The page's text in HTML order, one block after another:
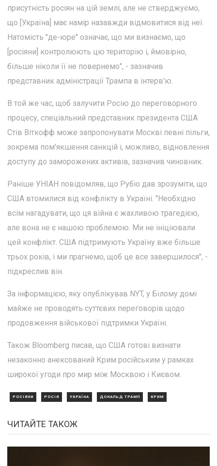
присутність росіян на цій землі, але не стверджуємо,
що [Україна] має намір назавжди відмовитися від неї.
Натомість "де-юре" означає, що ми визнаємо, що
[росіяни] контролюють цю територію і, ймовірно,
більше ніколи її не повернемо", - зазначив
представник адміністрації Трампа в інтерв'ю.
В той же час, щоб залучити Росію до переговорного
процесу, спеціальний представник президента США
Стів Віткофф може запропонувати Москві певні пільги,
зокрема пом'якшення санкцій і, можливо, відновлення
доступу до заморожених активів, зазначив чиновник.
Раніше УНІАН повідомляв, що Рубіо дав зрозуміти, що
США втомилися від конфлікту в Україні. "Необхідно
всім нагадувати, що ця війна є жахливою трагедією,
але вона не є нашою проблемою. Ми не ініціювали
цей конфлікт. США підтримують Україну вже більше
трьох років, і ми прагнемо, щоб це все завершилося", -
підкреслив він.
За інформацією, яку опублікував NYT, у Білому домі
майже не проводять суттєвих переговорів щодо
продовження військової підтримки Україні.
Також Bloomberg писав, що США готові визнати
незаконно анексований Крим російським у рамках
широкої угоди про мир між Москвою і Києвом.
РОСІЯНИ РОСІЯ УКРАЇНА ДОНАЛЬД ТРАМП КРИМ
ЧИТАЙТЕ ТАКОЖ